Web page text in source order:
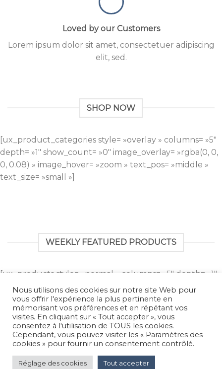
Loved by our Customers
Lorem ipsum dolor sit amet, consectetuer adipiscing
elit, sed.
SHOP NOW
[ux_product_categories style= »overlay » columns= »5″
depth= »1″ show_count= »0″ image_overlay= »rgba(0, 0,
0, 0.08) » image_hover= »zoom » text_pos= »middle »
text_size= »small »]
WEEKLY FEATURED PRODUCTS
[ux_products style= »normal » columns= »5″ depth= »1″
show= »featured »]
FOLLOW US ON INSTAGRAM
Unable to communicate with Instagram.
Nous utilisons des cookies sur notre site Web pour
vous offrir l'expérience la plus pertinente en
mémorisant vos préférences et en répétant vos
visites. En cliquant sur « Tout accepter », vous
consentez à l'utilisation de TOUS les cookies.
Cependant, vous pouvez visiter les « Paramètres des
cookies » pour fournir un consentement contrôlé.
Réglage des cookies Tout accepter